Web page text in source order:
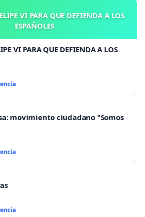
VI PARA QUE DEFIENDA A LOS
ESPAÑOLES
VI PARA QUE DEFIENDA A LOS
movimiento ciudadano "Somos